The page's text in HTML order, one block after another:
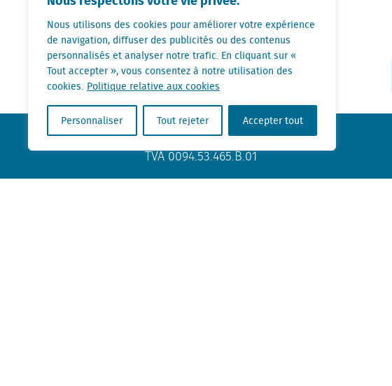
Nous utilisons des cookies pour améliorer votre expérience
de navigation, diffuser des publicités ou des contenus
personnalisés et analyser notre trafic. En cliquant sur «
Tout accepter », vous consentez à notre utilisation des
cookies. Politique relative aux cookies
Personnaliser Tout rejeter Accepter tout
KvK nr. Utrecht 27129168
TVA 0094.53.465.B.01